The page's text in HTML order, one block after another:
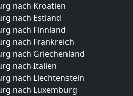
nach Kroatien
nach Estland
nach Finnland
nach Frankreich
nach Griechenland
nach Italien
nach Liechtenstein
nach Luxemburg